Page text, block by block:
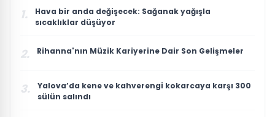
1.
Hava bir anda değişecek: Sağanak yağışla
sıcaklıklar düşüyor
2. Rihanna'nın Müzik Kariyerine Dair Son Gelişmeler
3.
Yalova’da kene ve kahverengi kokarcaya karşı 300
sülün salındı